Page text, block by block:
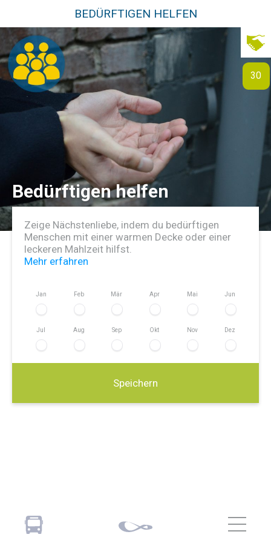
BEDÜRFTIGEN HELFEN
Bedürftigen helfen
30
Zeige Nächstenliebe, indem du bedürftigen
Menschen mit einer warmen Decke oder einer
leckeren Mahlzeit hilfst.
Mehr erfahren
Jan Feb Mär Apr Mai Jun
Jul Aug Sep Okt Nov Dez
Speichern